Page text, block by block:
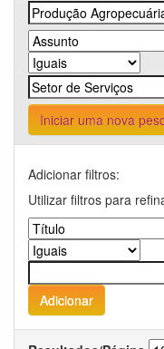
Iniciar uma nova
Adicionar filtros:
Utilizar filtros para